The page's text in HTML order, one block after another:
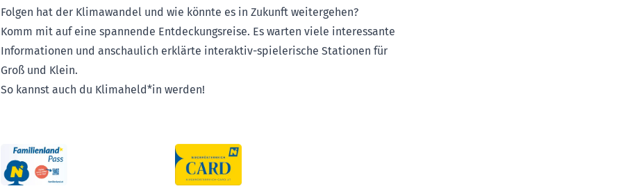
Folgen hat der Klimawandel und wie könnte es in Zukunft weitergehen?
Komm mit auf eine spannende Entdeckungsreise. Es warten viele interessante
Informationen und anschaulich erklärte interaktiv-spielerische Stationen für
Groß und Klein.
So kannst auch du Klimaheld*in werden!